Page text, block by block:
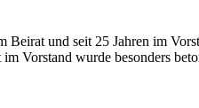
Beirat und seit 25 Jahren im
Vorstand wurde besonders